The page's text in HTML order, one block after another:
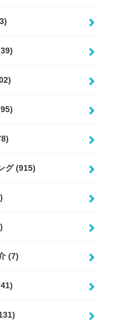
グ(915)
(7)